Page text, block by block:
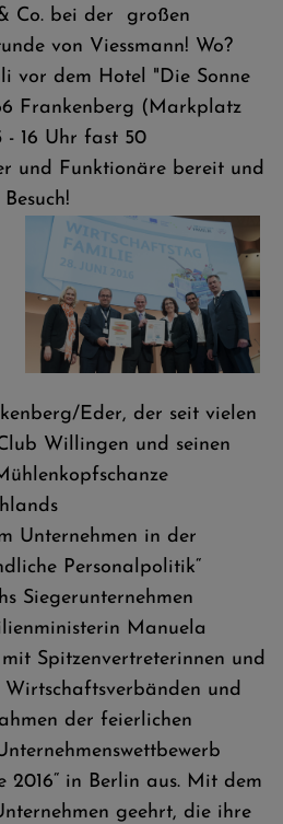
Co. bei der großen
von Viessmann! Wo?
vor dem Hotel "Die Sonne
Frankenberg (Markplatz
- 16 Uhr fast 50
und Funktionäre bereit und
Eder, der seit vielen
Willingen und seinen
Unternehmen in der
Personalpolitik“
Siegerunternehmen
Manuela
Spitzenvertreterinnen und
und
der feierlichen
2016“ in Berlin aus. Mit dem
geehrt, die ihre